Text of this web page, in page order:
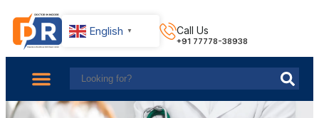
English ▼ Call Us
+91 77778-38938